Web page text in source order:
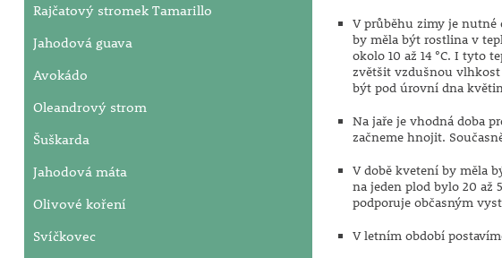
Rajčatový stromek Tamarillo
Jahodová guava
Avokádo
Oleandrový strom
Šuškarda
Jahodová máta
Olivové koření
Svíčkovec
V průběhu zimy je nutné
by měla být rostlina v
okolo 10 až 14 °C. I tyto
zvětšit vzdušnou vlhkost
být pod úrovní dna
Na jaře je vhodná doba
začneme hnojit.
V době kvetení by měla
na jeden plod bylo 20
podporuje občasným
V letním období